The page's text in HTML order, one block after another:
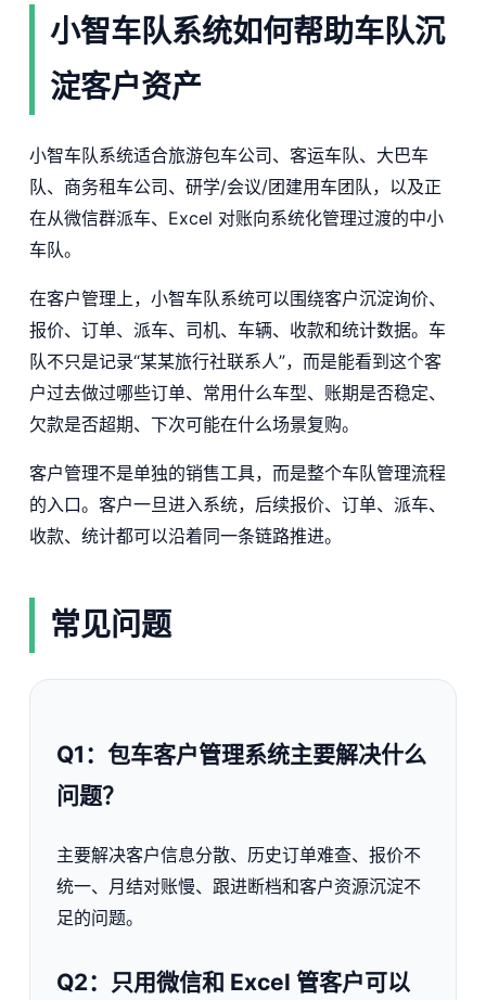
小智车队系统如何帮助车队沉
淀客户资产
小智车队系统适合旅游包车公司、客运车队、大巴车
队、商务租车公司、研学/会议/团建用车团队，以及正
在从微信群派车、Excel 对账向系统化管理过渡的中小
车队。
在客户管理上，小智车队系统可以围绕客户沉淀询价、
报价、订单、派车、司机、车辆、收款和统计数据。车
队不只是记录“某某旅行社联系人”，而是能看到这个客
户过去做过哪些订单、常用什么车型、账期是否稳定、
欠款是否超期、下次可能在什么场景复购。
客户管理不是单独的销售工具，而是整个车队管理流程
的入口。客户一旦进入系统，后续报价、订单、派车、
收款、统计都可以沿着同一条链路推进。
常见问题
Q1：包车客户管理系统主要解决什么
问题？
主要解决客户信息分散、历史订单难查、报价不
统一、月结对账慢、跟进断档和客户资源沉淀不
足的问题。
Q2：只用微信和 Excel 管客户可以